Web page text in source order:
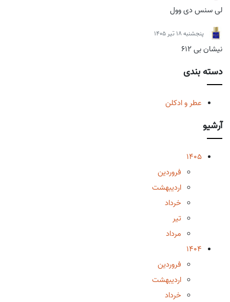
لی سنس دی وول
پنجشنبه 18 تیر 1405
نیشان بی 612
دسته بندی
عطر و ادکلن
آرشیو
1405
فروردین
اردیبهشت
خرداد
تیر
مرداد
1404
فروردین
اردیبهشت
خرداد